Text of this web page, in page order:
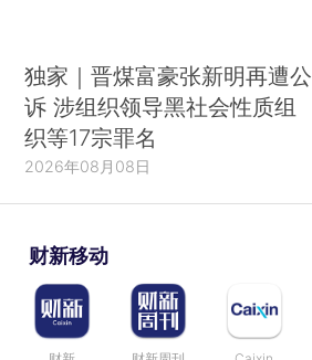
独家｜晋煤富豪张新明再遭公
诉 涉组织领导黑社会性质组
织等17宗罪名
2026年08月08日
财新移动